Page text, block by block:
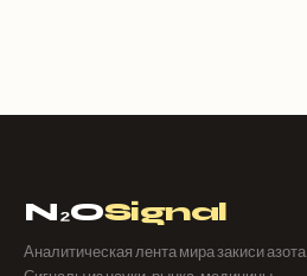
N₂OSignal
Аналитическая лента мира закиси азота.